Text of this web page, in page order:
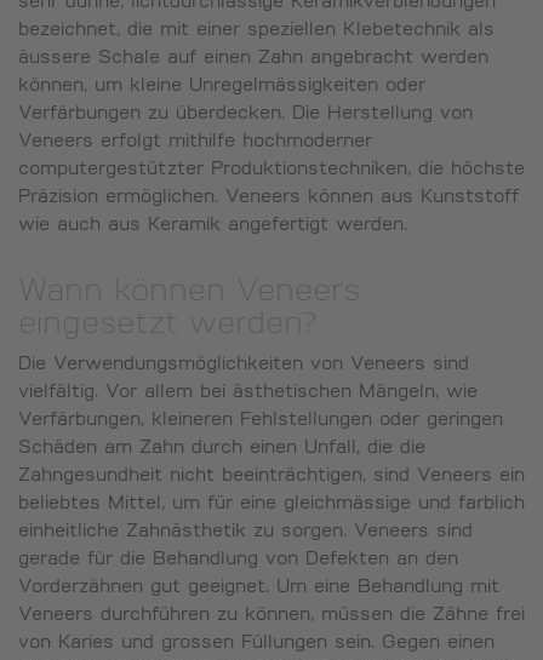
bezeichnet, die mit einer speziellen Klebetechnik als
äussere Schale auf einen Zahn angebracht werden
können, um kleine Unregelmässigkeiten oder
Verfärbungen zu überdecken. Die Herstellung von
Veneers erfolgt mithilfe hochmoderner
computergestützter Produktionstechniken, die höchste
Präzision ermöglichen. Veneers können aus Kunststoff
wie auch aus Keramik angefertigt werden.
Wann können Veneers
eingesetzt werden?
Die Verwendungsmöglichkeiten von Veneers sind
vielfältig. Vor allem bei ästhetischen Mängeln, wie
Verfärbungen, kleineren Fehlstellungen oder geringen
Schäden am Zahn durch einen Unfall, die die
Zahngesundheit nicht beeinträchtigen, sind Veneers ein
beliebtes Mittel, um für eine gleichmässige und farblich
einheitliche Zahnästhetik zu sorgen. Veneers sind
gerade für die Behandlung von Defekten an den
Vorderzähnen gut geeignet. Um eine Behandlung mit
Veneers durchführen zu können, müssen die Zähne frei
von Karies und grossen Füllungen sein. Gegen einen